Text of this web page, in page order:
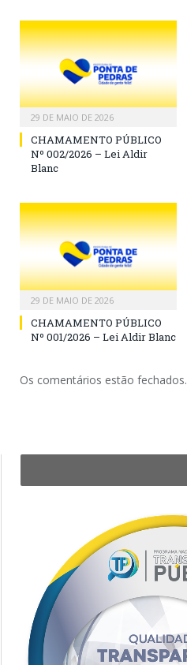
29 DE MAIO DE 2026
CHAMAMENTO PÚBLICO
Nº 002/2026 – Lei Aldir
Blanc
29 DE MAIO DE 2026
CHAMAMENTO PÚBLICO
Nº 001/2026 – Lei Aldir Blanc
Os comentários estão fechados.